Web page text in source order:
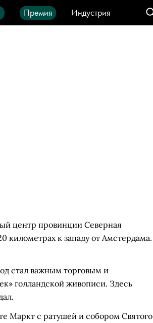
Премия
Индустрия
IT-продукты
центр провинции Северная
километрах к западу от Амстердама.
стал важным торговым и
голландской живописи. Здесь
Маркт с ратушей и собором Святого